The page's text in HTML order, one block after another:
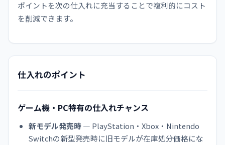
ポイントを次の仕入れに充当することで複利的にコスト
を削減できます。
仕入れのポイント
ゲーム機・PC特有の仕入れチャンス
新モデル発売時— PlayStation・Xbox・Nintendo
Switchの新型発売時に旧モデルが在庫処分価格にな